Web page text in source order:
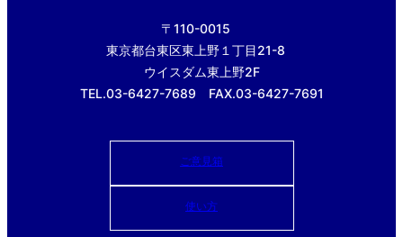
〒110-0015
東京都台東区東上野１丁目21-8
ウイスダム東上野2F
TEL.03-6427-7689 FAX.03-6427-7691
ご意見箱
使い方